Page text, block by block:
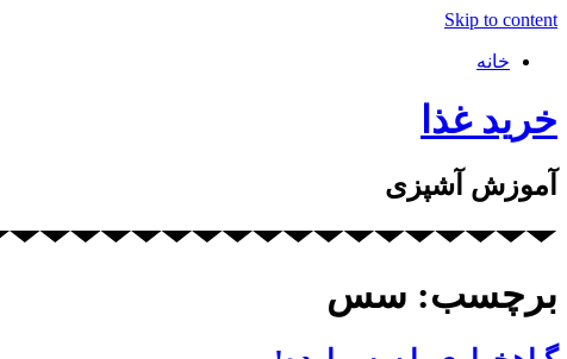
Skip to content
خانه
خرید غذا
آموزش آشپزی
برچسب: سس